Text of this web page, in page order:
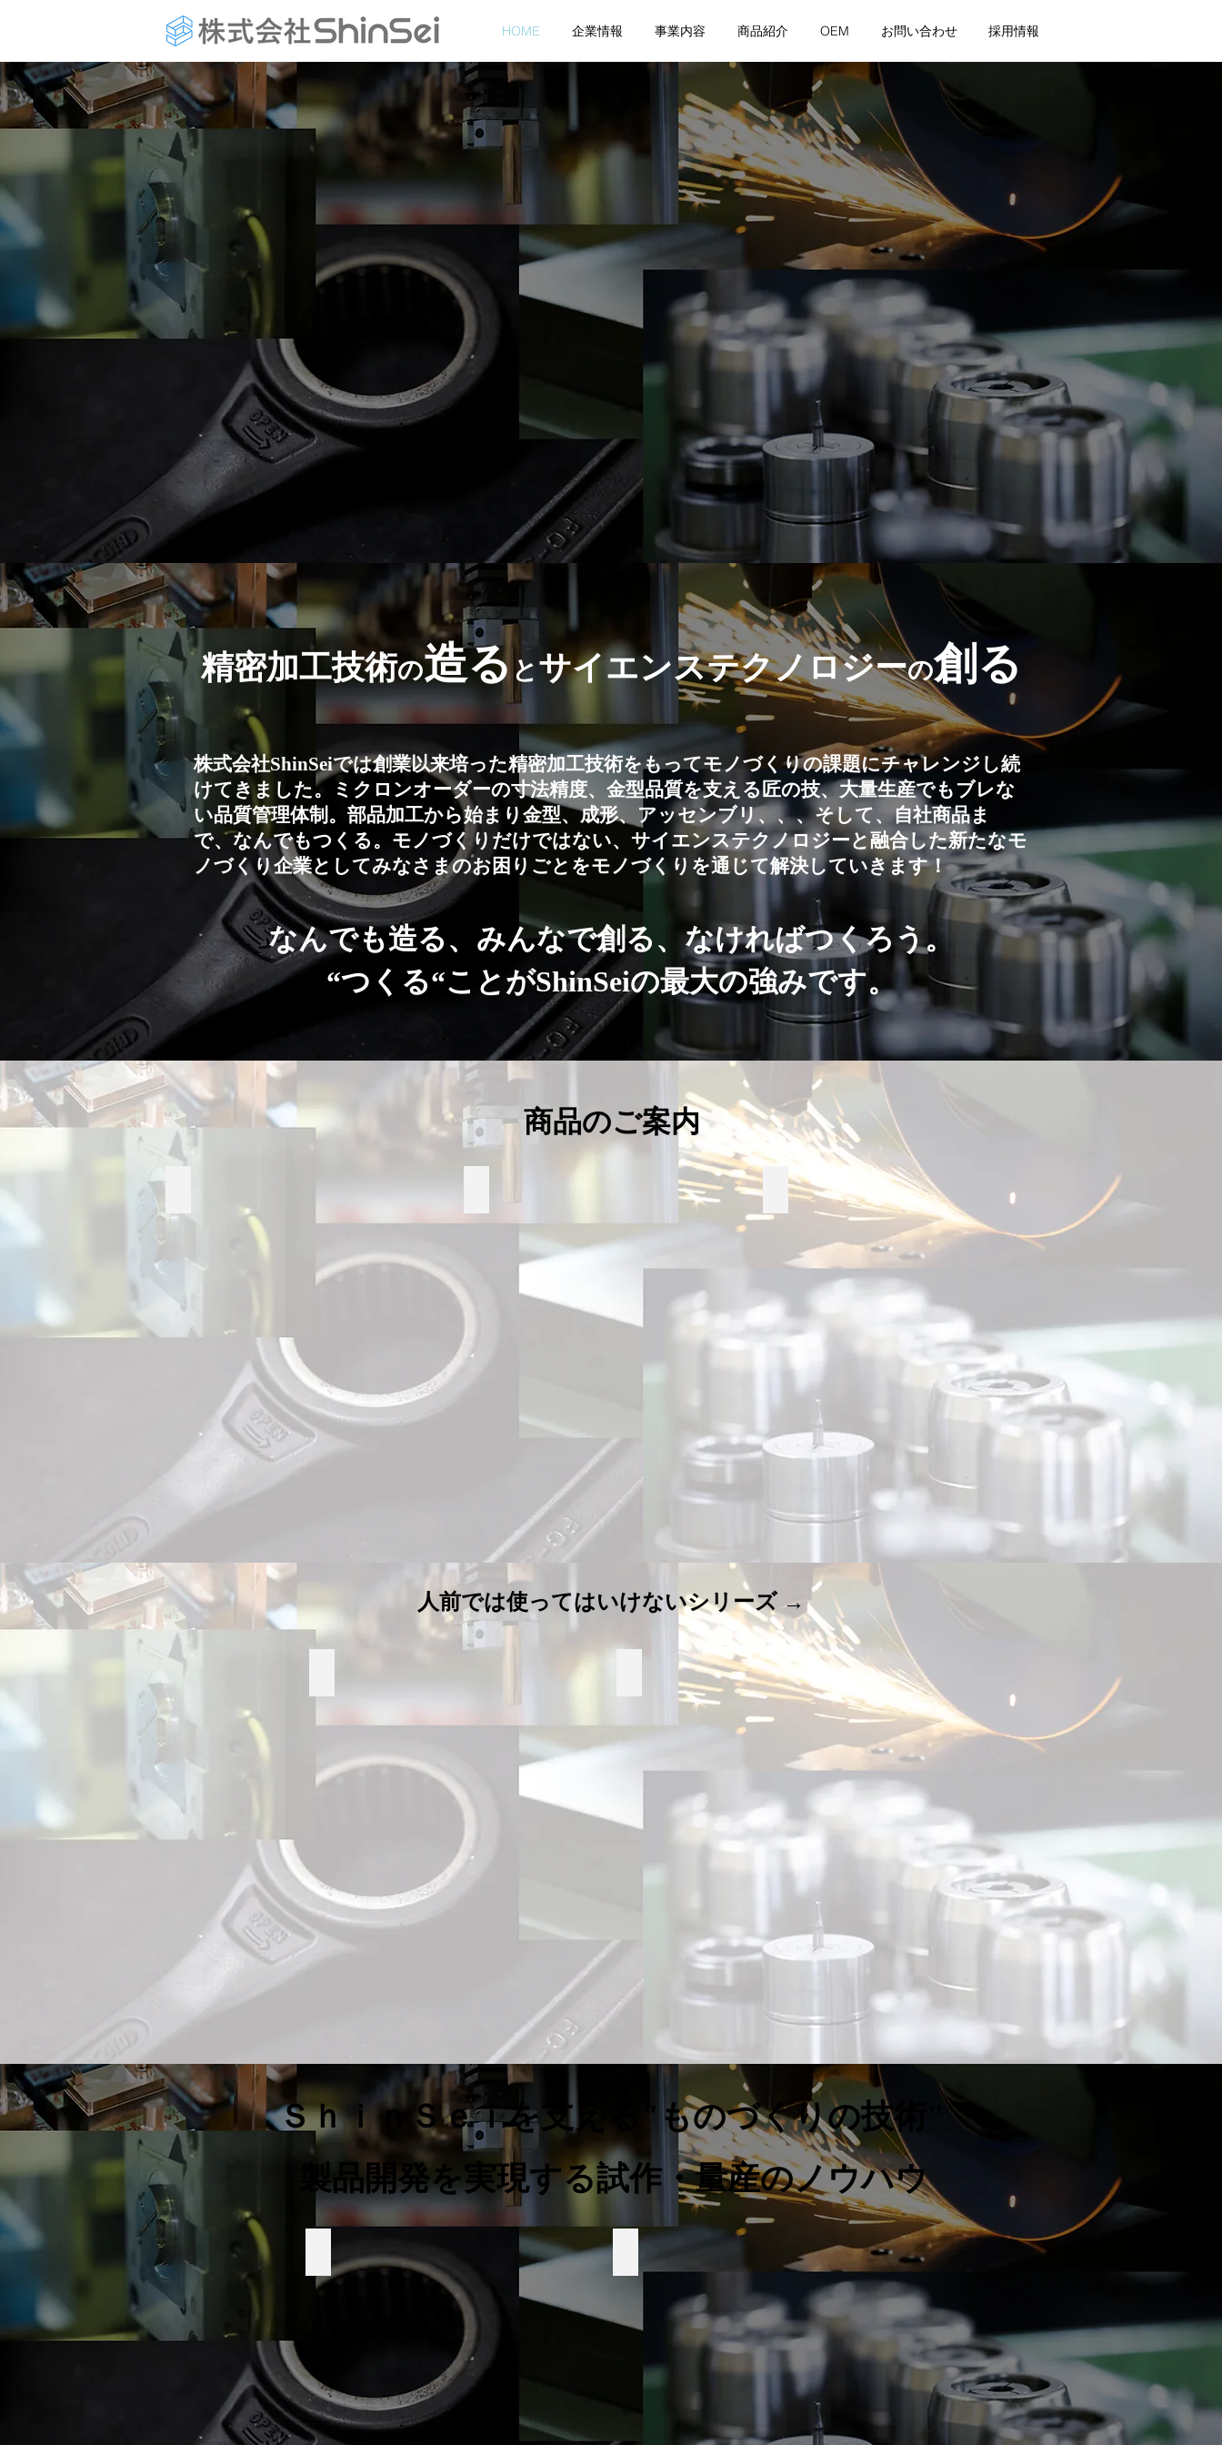
HOME 企業情報 事業内容 商品紹介 OEM お問い合わせ 採用情報
精密加工技術の造る とサイエンステクノロジーの創る
株式会社ShinSeiでは創業以来培った精密加工技術をもってモノづくりの課題にチャレンジし続
けてきました。ミクロンオーダーの寸法精度、金型品質を支える匠の技、大量生産でもブレな
い品質管理体制。部品加工から始まり金型、成形、アッセンブリ、、、そして、自社商品ま
で、なんでもつくる。モノづくりだけではない、サイエンステクノロジーと融合した新たなモ
ノづくり企業としてみなさまのお困りごとをモノづくりを通じて解決していきます！
なんでも造る、みんなで創る、なければつくろう。
“つくる“ことがShinSeiの最大の強みです。
商品のご案内
医療廃棄物回収容器
人前では使ってはいけないシリーズ →
人前では使ってはいけないあぶらとり紙
ＳｈｉｎＳｅｉを支える"ものづくりの技術"
​製品開発を実現する試作・量産のノウハウ